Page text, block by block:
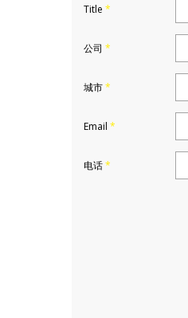
Title *
公司 *
城市*
Email *
电话*